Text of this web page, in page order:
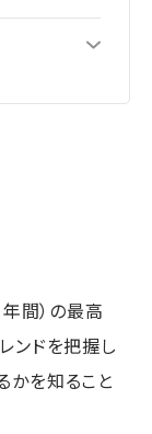
間）の最高
ンドを把握し
かを知ること